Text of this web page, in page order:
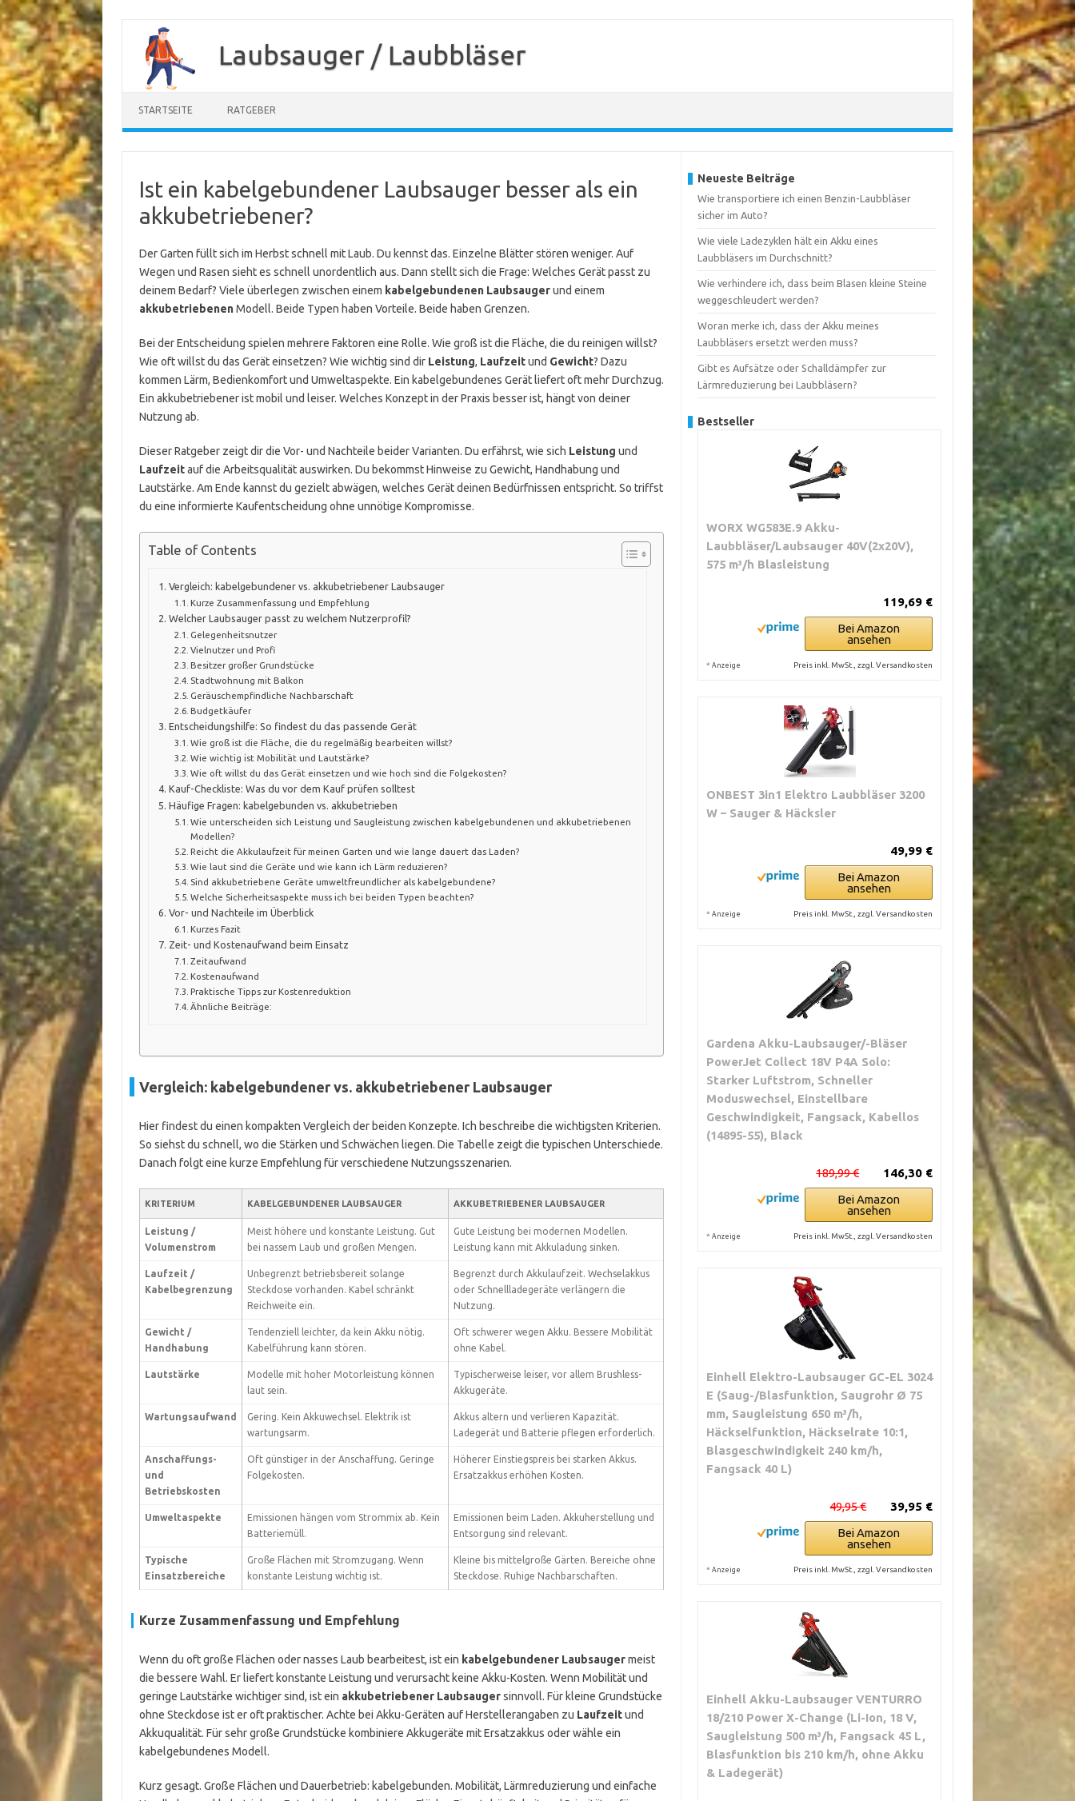
springen
Laubsauger / Laubbläser
STARTSEITE RATGEBER
Ist ein kabelgebundener Laubsauger besser als ein
akkubetriebener?
Der Garten füllt sich im Herbst schnell mit Laub. Du kennst das. Einzelne Blätter stören weniger. Auf
Wegen und Rasen sieht es schnell unordentlich aus. Dann stellt sich die Frage: Welches Gerät passt zu
deinem Bedarf? Viele überlegen zwischen einem kabelgebundenen Laubsaugerund einem
akkubetriebenenModell. Beide Typen haben Vorteile. Beide haben Grenzen.
Bei der Entscheidung spielen mehrere Faktoren eine Rolle. Wie groß ist die Fläche, die du reinigen willst?
Wie oft willst du das Gerät einsetzen? Wie wichtig sind dir Leistung, Laufzeitund Gewicht? Dazu
kommen Lärm, Bedienkomfort und Umweltaspekte. Ein kabelgebundenes Gerät liefert oft mehr Durchzug.
Ein akkubetriebener ist mobil und leiser. Welches Konzept in der Praxis besser ist, hängt von deiner
Nutzung ab.
Dieser Ratgeber zeigt dir die Vor- und Nachteile beider Varianten. Du erfährst, wie sich Leistung und
Laufzeitauf die Arbeitsqualität auswirken. Du bekommst Hinweise zu Gewicht, Handhabung und
Lautstärke. Am Ende kannst du gezielt abwägen, welches Gerät deinen Bedürfnissen entspricht. So triffst
du eine informierte Kaufentscheidung ohne unnötige Kompromisse.
Table of Contents
Vergleich: kabelgebundener vs. akkubetriebener Laubsauger
Kurze Zusammenfassung und Empfehlung
Welcher Laubsauger passt zu welchem Nutzerprofil?
Gelegenheitsnutzer
Vielnutzer und Profi
Besitzer großer Grundstücke
Stadtwohnung mit Balkon
Geräuschempfindliche Nachbarschaft
Budgetkäufer
Entscheidungshilfe: So findest du das passende Gerät
Wie groß ist die Fläche, die du regelmäßig bearbeiten willst?
Wie wichtig ist Mobilität und Lautstärke?
Wie oft willst du das Gerät einsetzen und wie hoch sind die Folgekosten?
Kauf-Checkliste: Was du vor dem Kauf prüfen solltest
Häufige Fragen: kabelgebunden vs. akkubetrieben
Wie unterscheiden sich Leistung und Saugleistung zwischen kabelgebundenen und akkubetriebenen
Modellen?
Reicht die Akkulaufzeit für meinen Garten und wie lange dauert das Laden?
Wie laut sind die Geräte und wie kann ich Lärm reduzieren?
Sind akkubetriebene Geräte umweltfreundlicher als kabelgebundene?
Welche Sicherheitsaspekte muss ich bei beiden Typen beachten?
Vor- und Nachteile im Überblick
Kurzes Fazit
Zeit- und Kostenaufwand beim Einsatz
Zeitaufwand
Kostenaufwand
Praktische Tipps zur Kostenreduktion
Ähnliche Beiträge:
Vergleich: kabelgebundener vs. akkubetriebener Laubsauger
Hier findest du einen kompakten Vergleich der beiden Konzepte. Ich beschreibe die wichtigsten Kriterien.
So siehst du schnell, wo die Stärken und Schwächen liegen. Die Tabelle zeigt die typischen Unterschiede.
Danach folgt eine kurze Empfehlung für verschiedene Nutzungsszenarien.
KRITERIUM KABELGEBUNDENER LAUBSAUGER AKKUBETRIEBENER LAUBSAUGER
Leistung /
Volumenstrom
Meist höhere und konstante Leistung. Gut
bei nassem Laub und großen Mengen.
Gute Leistung bei modernen Modellen.
Leistung kann mit Akkuladung sinken.
Laufzeit /
Kabelbegrenzung
Unbegrenzt betriebsbereit solange
Steckdose vorhanden. Kabel schränkt
Reichweite ein.
Begrenzt durch Akkulaufzeit. Wechselakkus
oder Schnellladegeräte verlängern die
Nutzung.
Gewicht /
Handhabung
Tendenziell leichter, da kein Akku nötig.
Kabelführung kann stören.
Oft schwerer wegen Akku. Bessere Mobilität
ohne Kabel.
Lautstärke
Modelle mit hoher Motorleistung können
laut sein.
Typischerweise leiser, vor allem Brushless-
Akkugeräte.
Wartungsaufwand
Gering. Kein Akkuwechsel. Elektrik ist
wartungsarm.
Akkus altern und verlieren Kapazität.
Ladegerät und Batterie pflegen erforderlich.
Anschaffungs-
und
Betriebskosten
Oft günstiger in der Anschaffung. Geringe
Folgekosten.
Höherer Einstiegspreis bei starken Akkus.
Ersatzakkus erhöhen Kosten.
Umweltaspekte
Emissionen hängen vom Strommix ab. Kein
Batteriemüll.
Emissionen beim Laden. Akkuherstellung und
Entsorgung sind relevant.
Typische
Einsatzbereiche
Große Flächen mit Stromzugang. Wenn
konstante Leistung wichtig ist.
Kleine bis mittelgroße Gärten. Bereiche ohne
Steckdose. Ruhige Nachbarschaften.
Kurze Zusammenfassung und Empfehlung
Wenn du oft große Flächen oder nasses Laub bearbeitest, ist ein kabelgebundener Laubsaugermeist
die bessere Wahl. Er liefert konstante Leistung und verursacht keine Akku-Kosten. Wenn Mobilität und
geringe Lautstärke wichtiger sind, ist ein akkubetriebener Laubsaugersinnvoll. Für kleine Grundstücke
ohne Steckdose ist er oft praktischer. Achte bei Akku-Geräten auf Herstellerangaben zu Laufzeitund
Akkuqualität. Für sehr große Grundstücke kombiniere Akkugeräte mit Ersatzakkus oder wähle ein
kabelgebundenes Modell.
Kurz gesagt. Große Flächen und Dauerbetrieb: kabelgebunden. Mobilität, Lärmreduzierung und einfache
Neueste Beiträge
Wie transportiere ich einen Benzin-Laubbläser
sicher im Auto?
Wie viele Ladezyklen hält ein Akku eines
Laubbläsers im Durchschnitt?
Wie verhindere ich, dass beim Blasen kleine Steine
weggeschleudert werden?
Woran merke ich, dass der Akku meines
Laubbläsers ersetzt werden muss?
Gibt es Aufsätze oder Schalldämpfer zur
Lärmreduzierung bei Laubbläsern?
Bestseller
WORX WG583E.9 Akku-
Laubbläser/Laubsauger 40V(2x20V),
575 m³/h Blasleistung
119,69 €
Bei Amazon
ansehen
* Anzeige Preis inkl. MwSt., zzgl. Versandkosten
ONBEST 3in1 Elektro Laubbläser 3200
W – Sauger & Häcksler
49,99 €
Bei Amazon
ansehen
* Anzeige Preis inkl. MwSt., zzgl. Versandkosten
Gardena Akku-Laubsauger/-Bläser
PowerJet Collect 18V P4A Solo:
Starker Luftstrom, Schneller
Moduswechsel, Einstellbare
Geschwindigkeit, Fangsack, Kabellos
(14895-55), Black
146,30 €
189,99 €
Bei Amazon
ansehen
* Anzeige Preis inkl. MwSt., zzgl. Versandkosten
Einhell Elektro-Laubsauger GC-EL 3024
E (Saug-/Blasfunktion, Saugrohr Ø 75
mm, Saugleistung 650 m³/h,
Häckselfunktion, Häckselrate 10:1,
Blasgeschwindigkeit 240 km/h,
Fangsack 40 L)
39,95 €
49,95 €
Bei Amazon
ansehen
* Anzeige Preis inkl. MwSt., zzgl. Versandkosten
Einhell Akku-Laubsauger VENTURRO
18/210 Power X-Change (Li-Ion, 18 V,
Saugleistung 500 m³/h, Fangsack 45 L,
Blasfunktion bis 210 km/h, ohne Akku
& Ladegerät)